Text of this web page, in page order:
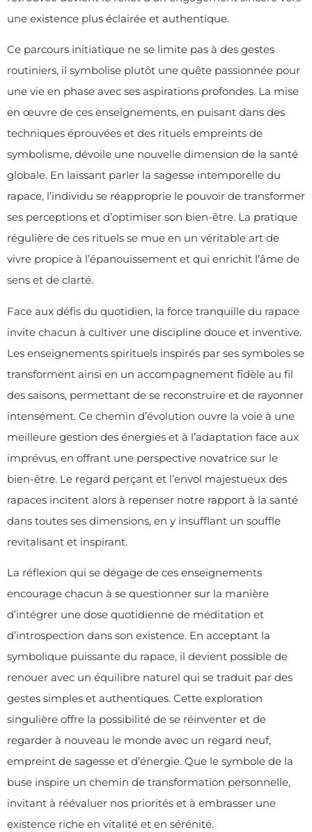
une existence plus éclairée et authentique.
Ce parcours initiatique ne se limite pas à des gestes
routiniers, il symbolise plutôt une quête passionnée pour
une vie en phase avec ses aspirations profondes. La mise
en œuvre de ces enseignements, en puisant dans des
techniques éprouvées et des rituels empreints de
symbolisme, dévoile une nouvelle dimension de la santé
globale. En laissant parler la sagesse intemporelle du
rapace, l’individu se réapproprie le pouvoir de transformer
ses perceptions et d’optimiser son bien-être. La pratique
régulière de ces rituels se mue en un véritable art de
vivre propice à l’épanouissement et qui enrichit l’âme de
sens et de clarté.
Face aux défis du quotidien, la force tranquille du rapace
invite chacun à cultiver une discipline douce et inventive.
Les enseignements spirituels inspirés par ses symboles se
transforment ainsi en un accompagnement fidèle au fil
des saisons, permettant de se reconstruire et de rayonner
intensément. Ce chemin d’évolution ouvre la voie à une
meilleure gestion des énergies et à l’adaptation face aux
imprévus, en offrant une perspective novatrice sur le
bien-être. Le regard perçant et l’envol majestueux des
rapaces incitent alors à repenser notre rapport à la santé
dans toutes ses dimensions, en y insufflant un souffle
revitalisant et inspirant.
La réflexion qui se dégage de ces enseignements
encourage chacun à se questionner sur la manière
d’intégrer une dose quotidienne de méditation et
d’introspection dans son existence. En acceptant la
symbolique puissante du rapace, il devient possible de
renouer avec un équilibre naturel qui se traduit par des
gestes simples et authentiques. Cette exploration
singulière offre la possibilité de se réinventer et de
regarder à nouveau le monde avec un regard neuf,
empreint de sagesse et d’énergie. Que le symbole de la
buse inspire un chemin de transformation personnelle,
invitant à réévaluer nos priorités et à embrasser une
existence riche en vitalité et en sérénité.